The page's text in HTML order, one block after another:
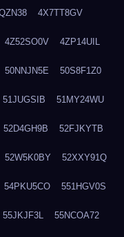
4X7TT8GV
4Z52SO0V 4ZP14UIL
50NNJN5E 50S8F1Z0
51JUGSIB 51MY24WU
52D4GH9B 52FJKYTB
52W5K0BY 52XXY91Q
54PKU5CO 551HGV0S
55JKJF3L 55NCOA72